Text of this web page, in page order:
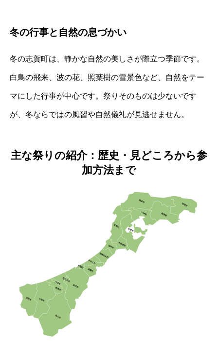
冬の行事と自然の息づかい
冬の志賀町は、静かな自然の美しさが際立つ季節です。
白鳥の飛来、波の花、照葉樹の雪景色など、自然をテー
マにした行事が中心です。祭りそのものは少ないです
が、冬ならではの風習や自然儀礼が見逃せません。
主な祭りの紹介：歴史・見どころから参
加方法まで